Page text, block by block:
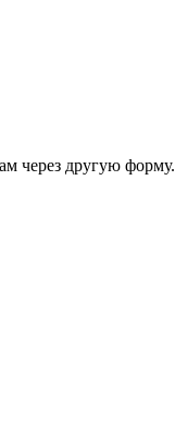
через другую форму.